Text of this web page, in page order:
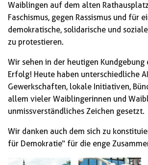
Waiblingen auf dem alten
Faschismus, gegen Rassismus und für
demokratische, solidarische und
zu protestieren.
Wir sehen in der heutigen
Erfolg! Heute haben unterschiedliche
Gewerkschaften, lokale Initiativen,
allem vieler Waiblingerinnen und
unmissverständliches Zeichen gesetzt.
Wir danken auch dem sich zu
für Demokratie“ für die enge